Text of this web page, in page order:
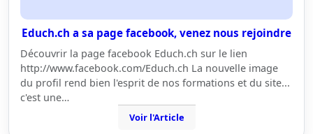
Educh.ch a sa page facebook, venez nous rejoindre
Découvrir la page facebook Educh.ch sur le lien
http://www.facebook.com/Educh.ch La nouvelle image
du profil rend bien l'esprit de nos formations et du site...
c'est une…
Voir l'Article